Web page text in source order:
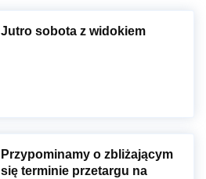
Jutro sobota z widokiem
Przypominamy o zbliżającym
się terminie przetargu na